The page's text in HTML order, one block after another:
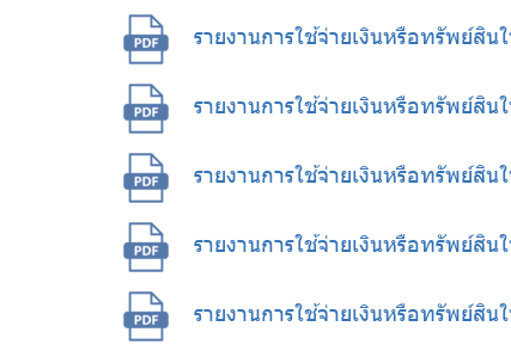
รายงานการใช้จ่ายเงินหรือทรัพย์สิ
รายงานการใช้จ่ายเงินหรือทรัพย์สิ
รายงานการใช้จ่ายเงินหรือทรัพย์สิ
รายงานการใช้จ่ายเงินหรือทรัพย์สิ
รายงานการใช้จ่ายเงินหรือทรัพย์สิ